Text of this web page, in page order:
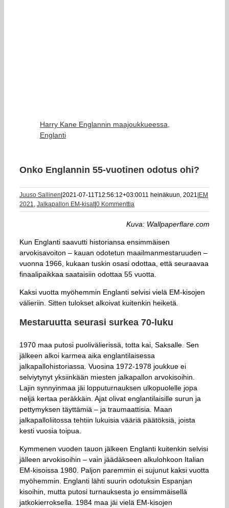
Harry Kane Englannin maajoukkueessa,
Englanti
Onko Englannin 55-vuotinen odotus ohi?
Juuso Sallinen 2021-07-11T12:56:12+03:0011 heinäkuun, 2021 EM
2021, Jalkapallon EM-kisat|0 Kommenttia
Kuva: Wallpaperflare.com
Kun Englanti saavutti historiansa ensimmäisen
arvokisavoiton – kauan odotetun maailmanmestaruuden –
vuonna 1966, kukaan tuskin osasi odottaa, että seuraavaa
finaalipaikkaa saataisiin odottaa 55 vuotta.
Kaksi vuotta myöhemmin Englanti selvisi vielä EM-kisojen
välieriin. Sitten tulokset alkoivat kuitenkin heiketä.
Mestaruutta seurasi surkea 70-luku
1970 maa putosi puolivälierissä, totta kai, Saksalle. Sen
jälkeen alkoi karmea aika englantilaisessa
jalkapallohistoriassa. Vuosina 1972-1978 joukkue ei
selviytynyt yksiinkään miesten jalkapallon arvokisoihin.
Lajin synnyinmaa jäi lopputurnauksen ulkopuolelle jopa
neljä kertaa peräkkäin. Ajat olivat englantilaisille surun ja
pettymyksen täyttämiä – ja traumaattisia. Maan
jalkapalloliitossa tehtiin lukuisia vääriä päätöksiä, joista
kesti vuosia toipua.
Kymmenen vuoden tauon jälkeen Englanti kuitenkin selvisi
jälleen arvokisoihin – vain jäädäkseen alkulohkoon Italian
EM-kisoissa 1980. Paljon paremmin ei sujunut kaksi vuotta
myöhemmin. Englanti lähti suurin odotuksin Espanjan
kisoihin, mutta putosi turnauksesta jo ensimmäisellä
jatkokierroksella. 1984 maa jäi vielä EM-kisojen